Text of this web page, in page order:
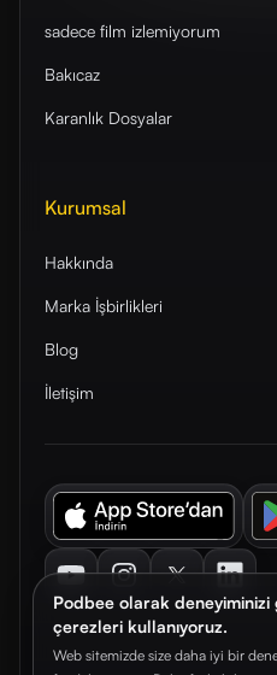
Podbee olarak
çerezleri kullanıyoruz.
Web sitemizde size daha iyi bir
sadece film izlemiyorum
Bakıcaz
Karanlık Dosyalar
Kurumsal
Hakkında
Marka İşbirlikleri
Blog
İletişim